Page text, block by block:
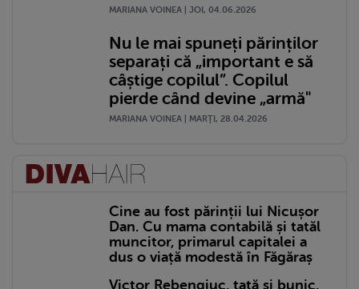
MARIANA VOINEA | JOI, 04.06.2026
Nu le mai spuneți părinților
separați că „important e să
câștige copilul”. Copilul
pierde când devine „armă"
MARIANA VOINEA | MARŢI, 28.04.2026
Cine au fost părinții lui Nicușor
Dan. Cu mama contabilă și tatăl
muncitor, primarul capitalei a
dus o viață modestă în Făgăraș
Victor Rebengiuc, tată și bunic.